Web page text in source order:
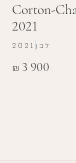
Corton-
2021
₪ 3 900
2021 לבן